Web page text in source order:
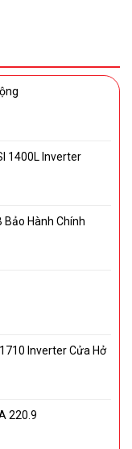
1400L Inverter
Hành Chính
Inverter Cửa Hở
220.9